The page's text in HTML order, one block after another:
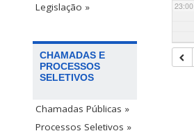
Legislação »
CHAMADAS E
PROCESSOS
SELETIVOS
Chamadas Públicas »
Processos Seletivos »
23:00